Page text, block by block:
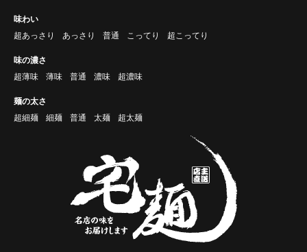
味わい
超あっさり
あっさり 普通 こってり 超こってり
味の濃さ
超薄味
薄味 普通 濃味 超濃味
麺の太さ
超細麺
細麺 普通 太麺 超太麺